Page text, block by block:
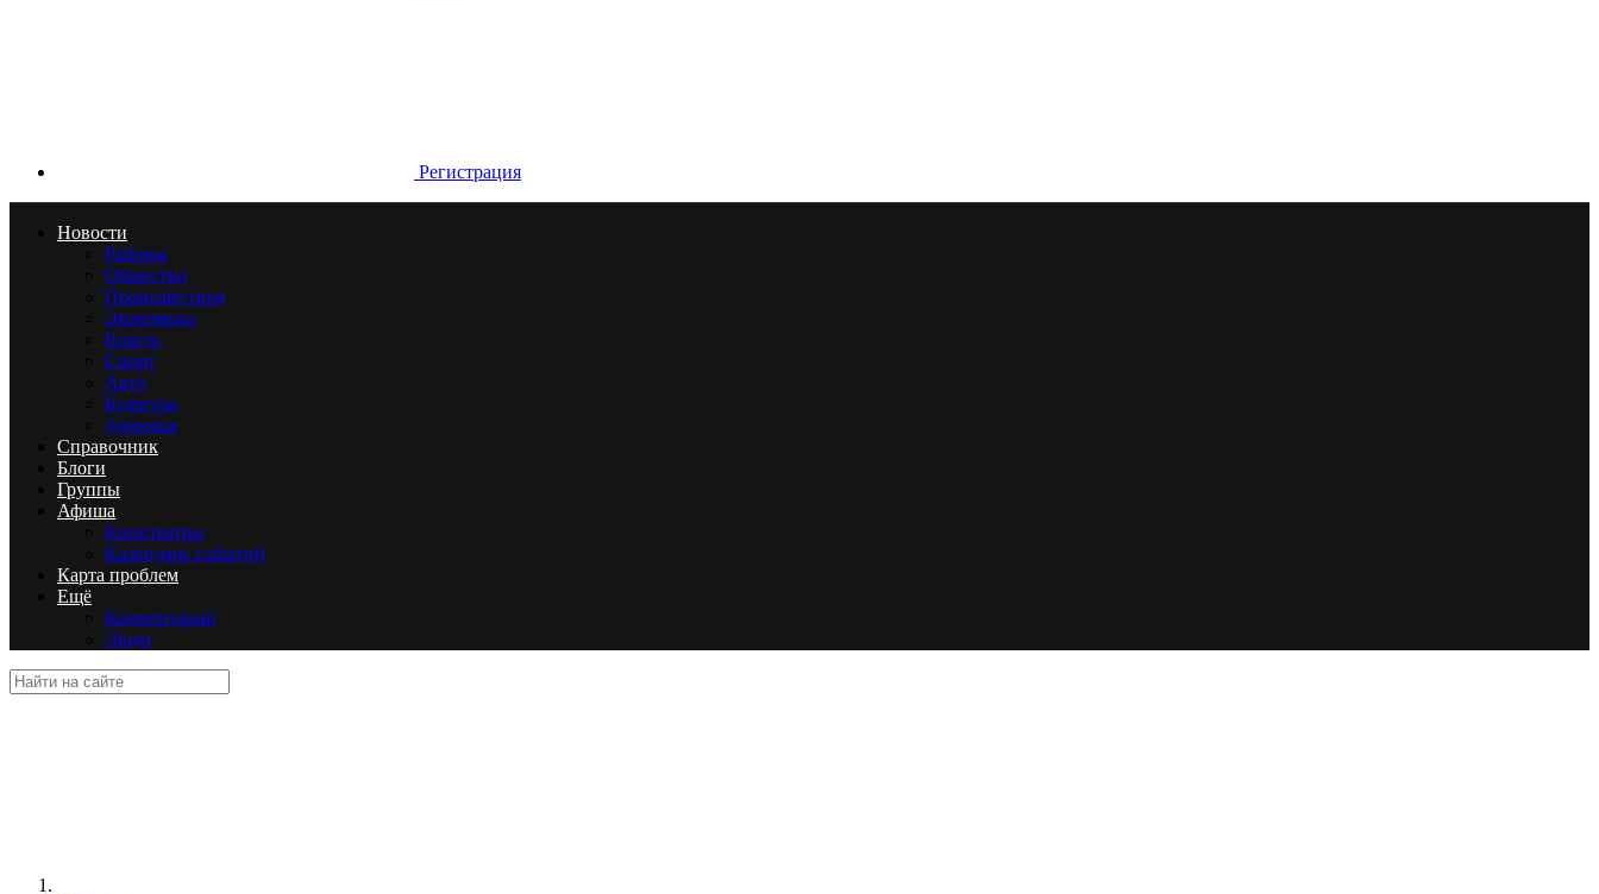
Регистрация
Новости
Районы
Общество
Происшествия
Экономика
Власть
Спорт
Авто
Культура
Здоровье
Справочник
Блоги
Группы
Афиша
Кинотеатры
Календарь событий
Карта проблем
Ещё
Комментарии
Люди